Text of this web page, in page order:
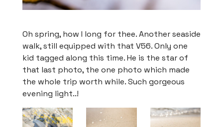
Oh spring, how I long for thee. Another seaside
walk, still equipped with that V56. Only one
kid tagged along this time. He is the star of
that last photo, the one photo which made
the whole trip worth while. Such gorgeous
evening light..!